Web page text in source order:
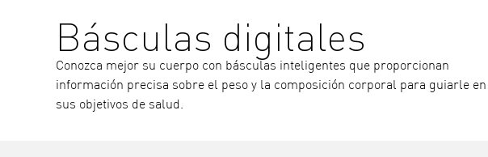
Básculas digitales
Conozca mejor su cuerpo con básculas inteligentes que proporcionan
información precisa sobre el peso y la composición corporal para guiarle en
sus objetivos de salud.